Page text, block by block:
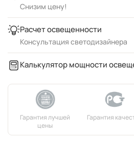
Снизим цену!
Расчет освещенности
Консультация светодизайнера
Калькулятор мощности